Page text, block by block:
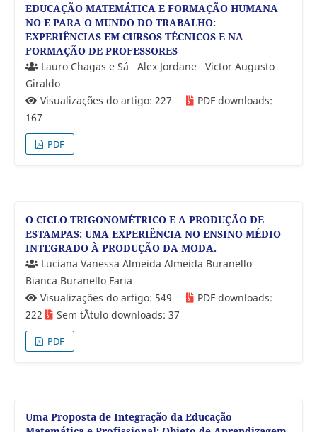
EDUCAÇÃO MATEMÁTICA E FORMAÇÃO HUMANA
NO E PARA O MUNDO DO TRABALHO:
EXPERIÊNCIAS EM CURSOS TÉCNICOS E NA
FORMAÇÃO DE PROFESSORES
Lauro Chagas e Sá Alex Jordane Victor Augusto
Giraldo
Visualizações do artigo: 227
PDF downloads:
167
PDF
O CICLO TRIGONOMÉTRICO E A PRODUÇÃO DE
ESTAMPAS: UMA EXPERIÊNCIA NO ENSINO MÉDIO
INTEGRADO À PRODUÇÃO DA MODA.
Luciana Vanessa Almeida Almeida Buranello
Bianca Buranello Faria
Visualizações do artigo: 549
PDF downloads:
222
Sem tÃ­tulo downloads: 37
PDF
Uma Proposta de Integração da Educação